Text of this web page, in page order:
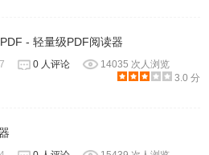
- 轻量级PDF阅读器
0 人评论
14035 次人浏览
3.0 分